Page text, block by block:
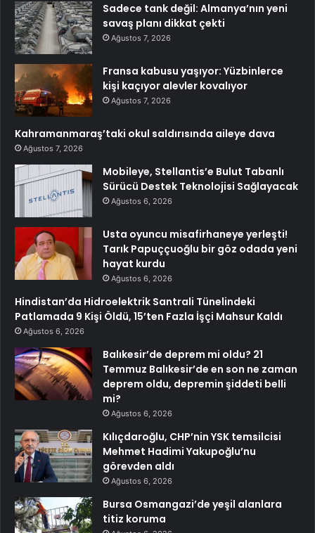
Sadece tank değil: Almanya’nın yeni
savaş planı dikkat çekti
Ağustos 7, 2026
Fransa kabusu yaşıyor: Yüzbinlerce
kişi kaçıyor alevler kovalıyor
Ağustos 7, 2026
Kahramanmaraş’taki okul saldırısında aileye dava
Ağustos 7, 2026
Mobileye, Stellantis’e Bulut Tabanlı
Sürücü Destek Teknolojisi Sağlayacak
Ağustos 6, 2026
Usta oyuncu misafirhaneye yerleşti!
Tarık Papuççuoğlu bir göz odada yeni
hayat kurdu
Ağustos 6, 2026
Hindistan’da Hidroelektrik Santrali Tünelindeki
Patlamada 9 Kişi Öldü, 15’ten Fazla İşçi Mahsur Kaldı
Ağustos 6, 2026
Balıkesir’de deprem mi oldu? 21
Temmuz Balıkesir’de en son ne zaman
deprem oldu, depremin şiddeti belli
mi?
Ağustos 6, 2026
Kılıçdaroğlu, CHP’nin YSK temsilcisi
Mehmet Hadimi Yakupoğlu’nu
görevden aldı
Ağustos 6, 2026
Bursa Osmangazi’de yeşil alanlara
titiz koruma